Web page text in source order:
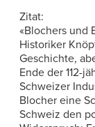
Zitat:
«Blochers und
Historiker
Geschichte,
Ende der 112-
Schweizer
Blocher eine
Schweiz den